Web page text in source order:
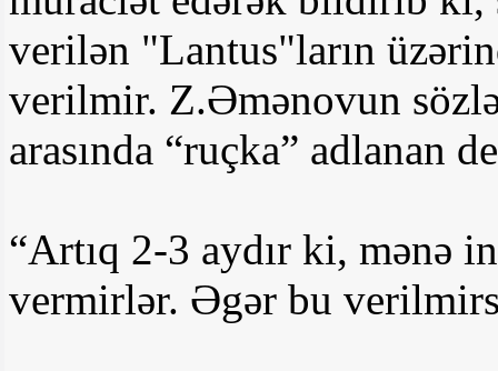
verilən "Lantus"ların
verilmir. Z.Əmənovun
arasında “ruçka” adlanan
“Artıq 2-3 aydır ki, mənə
vermirlər. Əgər bu